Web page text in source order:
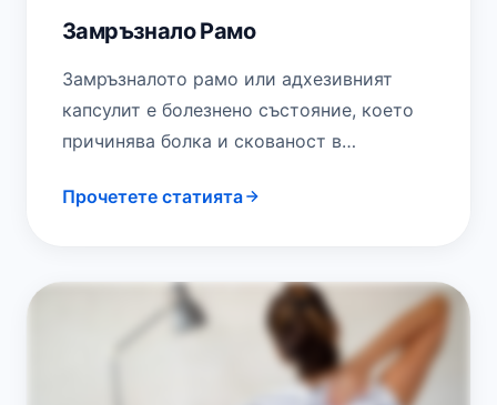
Замръзнало Рамо
Замръзналото рамо или адхезивният
капсулит е болезнено състояние, което
причинява болка и скованост в
между 40-60 години (повече жени,…
Прочетете статията